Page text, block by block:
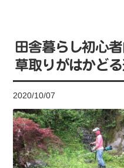
田舎暮らし初心
草取りがはかど
2020/10/07